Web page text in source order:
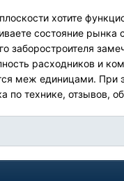
хотите
состояние
заборостроителя
расходников и
меж единицами. При
технике, отзывов,